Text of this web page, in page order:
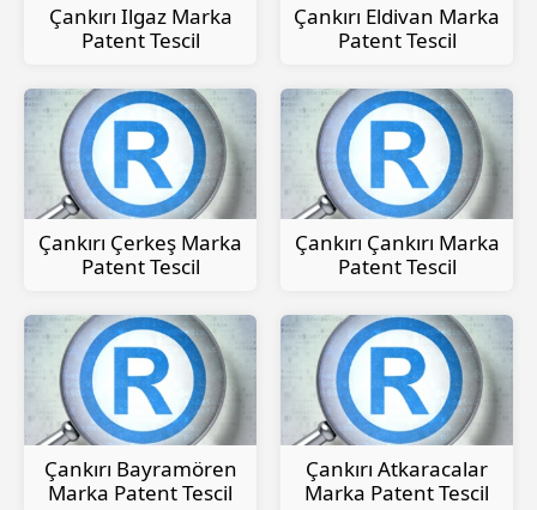
Çankırı Ilgaz Marka
Patent Tescil
Çankırı Eldivan Marka
Patent Tescil
Çankırı Çerkeş Marka
Patent Tescil
Çankırı Çankırı Marka
Patent Tescil
Çankırı Bayramören
Marka Patent Tescil
Çankırı Atkaracalar
Marka Patent Tescil